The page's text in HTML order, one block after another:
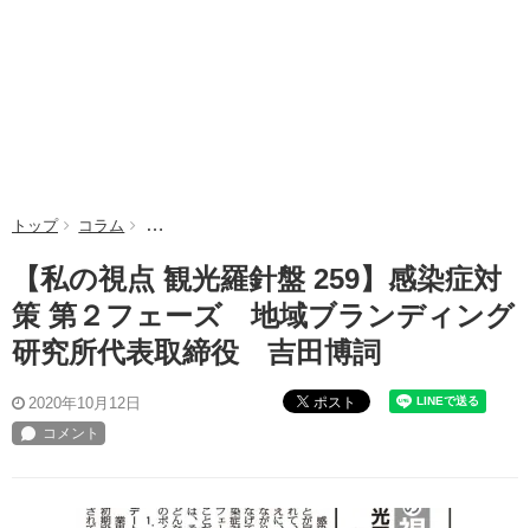
トップ コラム 【私の視点 観光羅針盤 259】感染症対策 第２フェ
【私の視点 観光羅針盤 259】感染症対
策 第２フェーズ 地域ブランディング
研究所代表取締役 吉田博詞
2020年10月12日 ポスト